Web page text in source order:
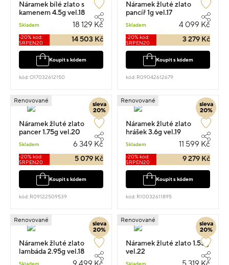
Náramek bílé zlato s
kamenem 4.5g vel.18
Skladem 18 129 Kč
-20% kód:
SRPEN20
14 503 Kč
Koupit s kódem
kód: O17032612150
Náramek žluté zlato
pancíř 1g vel.17
Skladem 4 099 Kč
-20% kód:
SRPEN20
3 279 Kč
Koupit s kódem
kód: R09042612679
sleva
20%
Renovované
Náramek žluté zlato
pancer 1.75g vel.20
Skladem 6 349 Kč
-20% kód:
SRPEN20
5 079 Kč
Koupit s kódem
kód: R09122509539
sleva
20%
Renovované
Náramek žluté zlato
hrášek 3.6g vel.19
Skladem 11 599 Kč
-20% kód:
SRPEN20
9 279 Kč
Koupit s kódem
kód: R10032611895
sleva
20%
Renovované
Náramek žluté zlato
lambáda 2.95g vel.18
Skladem
sleva
20%
Renovované
Náramek žluté zlato 1.55g
vel.22
Skladem